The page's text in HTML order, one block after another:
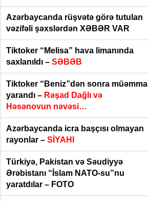
Azərbaycanda rüşvətə görə tutulan
vəzifəli şəxslərdən XƏBƏR VAR
Tiktoker “Melisa” hava limanında
saxlanıldı – SƏBƏB
Tiktoker “Beniz”dən sonra müəmma
yarandı – Rəşad Dağlı və
Həsənovun nəvəsi…
Azərbaycanda icra başçısı olmayan
rayonlar – SİYAHI
Türkiyə, Pakistan və Səudiyyə
Ərəbistanı “İslam NATO-su”nu
yaratdılar – FOTO